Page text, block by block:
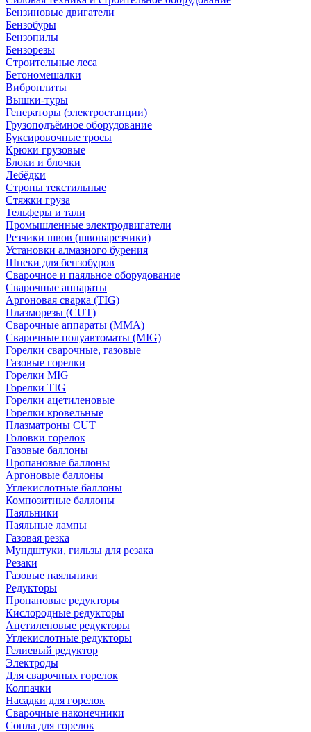
Бензиновые двигатели
Бензобуры
Бензопилы
Бензорезы
Строительные леса
Бетономешалки
Виброплиты
Вышки-туры
Генераторы (электростанции)
Грузоподъёмное оборудование
Буксировочные тросы
Крюки грузовые
Блоки и блочки
Лебёдки
Стропы текстильные
Стяжки груза
Тельферы и тали
Промышленные электродвигатели
Резчики швов (швонарезчики)
Установки алмазного бурения
Шнеки для бензобуров
Сварочное и паяльное оборудование
Сварочные аппараты
Аргоновая сварка (TIG)
Плазморезы (CUT)
Сварочные аппараты (MMA)
Сварочные полуавтоматы (MIG)
Горелки сварочные, газовые
Газовые горелки
Горелки MIG
Горелки TIG
Горелки ацетиленовые
Горелки кровельные
Плазматроны CUT
Головки горелок
Газовые баллоны
Пропановые баллоны
Аргоновые баллоны
Углекислотные баллоны
Композитные баллоны
Паяльники
Паяльные лампы
Газовая резка
Мундштуки, гильзы для резака
Резаки
Газовые паяльники
Редукторы
Пропановые редукторы
Кислородные редукторы
Ацетиленовые редукторы
Углекислотные редукторы
Гелиевый редуктор
Электроды
Для сварочных горелок
Колпачки
Насадки для горелок
Сварочные наконечники
Сопла для горелок